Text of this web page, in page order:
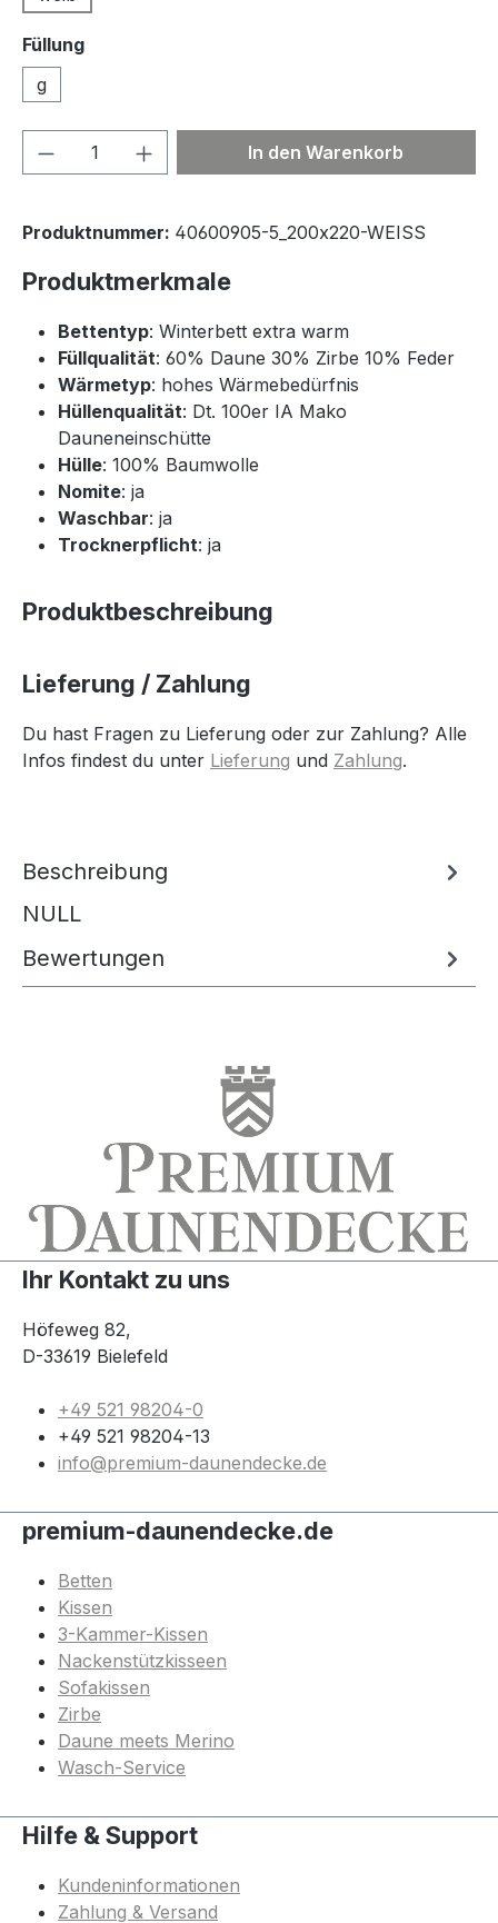
Füllung
g
Produkt Anzahl: Gib denIn den Warenkorb
Produktnummer: 40600905-5_200x220-WEISS
Produktmerkmale
Bettentyp: Winterbett extra warm
Füllqualität: 60% Daune 30% Zirbe 10% Feder
Wärmetyp: hohes Wärmebedürfnis
Hüllenqualität: Dt. 100er IA Mako
Dauneneinschütte
Hülle: 100% Baumwolle
Nomite: ja
Waschbar: ja
Trocknerpflicht: ja
Produktbeschreibung
Lieferung / Zahlung
Du hast Fragen zu Lieferung oder zur Zahlung? Alle
Infos findest du unter Lieferung und Zahlung.
Beschreibung
NULL
Bewertungen
Ihr Kontakt zu uns
Höfeweg 82,
D-33619 Bielefeld
+49 521 98204-0
+49 521 98204-13
info@premium-daunendecke.de
premium-daunendecke.de
Betten
Kissen
3-Kammer-Kissen
Nackenstützkisseen
Sofakissen
Zirbe
Daune meets Merino
Wasch-Service
Hilfe & Support
Kundeninformationen
Zahlung & Versand